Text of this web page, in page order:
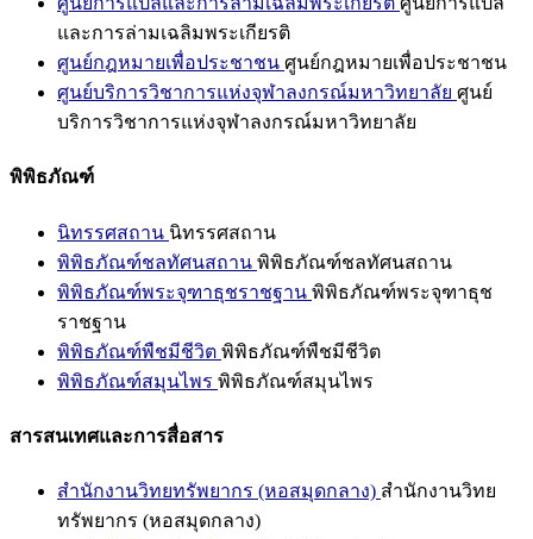
และการล่ามเฉลิมพระเกียรติ
ศูนย์กฎหมายเพื่อประชาชน ศูนย์กฎหมายเพื่อประชาชน
ศูนย์บริการวิชาการแห่งจุฬาลงกรณ์มหาวิทยาลัย ศูนย์
บริการวิชาการแห่งจุฬาลงกรณ์มหาวิทยาลัย
พิพิธภัณฑ์
นิทรรศสถาน นิทรรศสถาน
พิพิธภัณฑ์ชลทัศนสถาน พิพิธภัณฑ์ชลทัศนสถาน
พิพิธภัณฑ์พระจุฑาธุชราชฐาน พิพิธภัณฑ์พระจุฑาธุช
ราชฐาน
พิพิธภัณฑ์พืชมีชีวิต พิพิธภัณฑ์พืชมีชีวิต
พิพิธภัณฑ์สมุนไพร พิพิธภัณฑ์สมุนไพร
สารสนเทศและการสื่อสาร
สำนักงานวิทยทรัพยากร (หอสมุดกลาง) สำนักงานวิทย
ทรัพยากร (หอสมุดกลาง)